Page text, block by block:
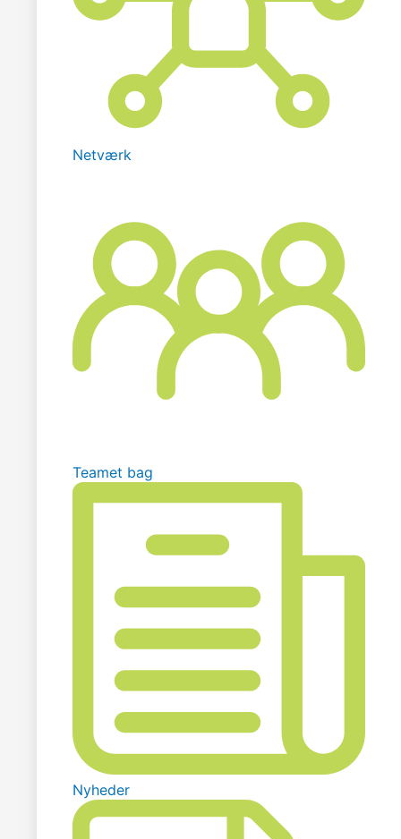
Netværk
Teamet bag
Nyheder